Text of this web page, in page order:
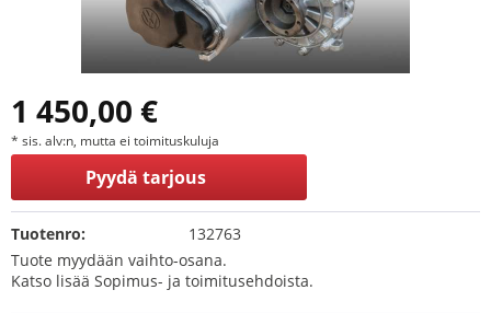
1 450,00 €
* sis. alv:n, mutta ei toimituskuluja
Pyydä tarjous
Tuotenro:
132763
Tuote myydään vaihto-osana.
Katso lisää Sopimus- ja toimitusehdoista.